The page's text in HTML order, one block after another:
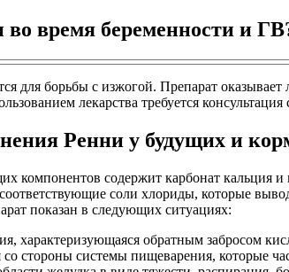
время беременности и
для борьбы с изжогой. Препарат
лекарства требуется
Ренни у будущих и
компонентов содержит карбонат кальция
соли хлориды, которые
показан в следующих ситуациях:
характеризующаяся обратным забросом
стороны системы пищеварения, которые